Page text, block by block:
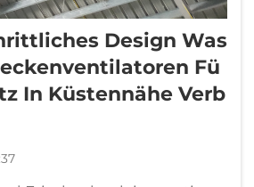
Design Was
Fü
In Küstennähe Verb